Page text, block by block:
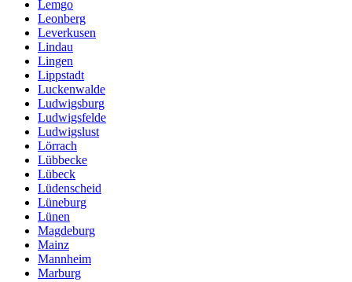
Lemgo
Leonberg
Leverkusen
Lindau
Lingen
Lippstadt
Luckenwalde
Ludwigsburg
Ludwigsfelde
Ludwigslust
Lörrach
Lübbecke
Lübeck
Lüdenscheid
Lüneburg
Lünen
Magdeburg
Mainz
Mannheim
Marburg